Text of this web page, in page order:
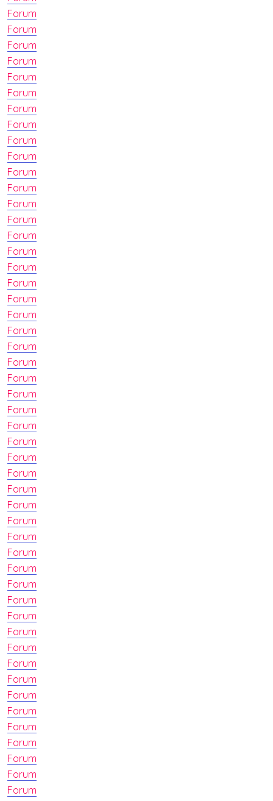
Forum
Forum
Forum
Forum
Forum
Forum
Forum
Forum
Forum
Forum
Forum
Forum
Forum
Forum
Forum
Forum
Forum
Forum
Forum
Forum
Forum
Forum
Forum
Forum
Forum
Forum
Forum
Forum
Forum
Forum
Forum
Forum
Forum
Forum
Forum
Forum
Forum
Forum
Forum
Forum
Forum
Forum
Forum
Forum
Forum
Forum
Forum
Forum
Forum
Forum